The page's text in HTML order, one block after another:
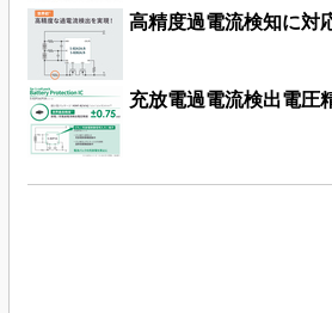
高精度過電流検知に対
充放電過電流検出電圧